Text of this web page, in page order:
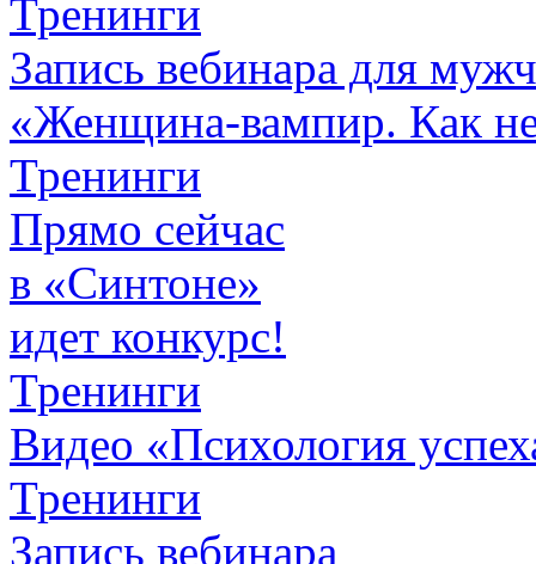
Тренинги
Запись вебинара для
«Женщина-вампир. Как не
Тренинги
Прямо сейчас
в «Синтоне»
идет конкурс!
Тренинги
Видео «Психология
Тренинги
Запись вебинара